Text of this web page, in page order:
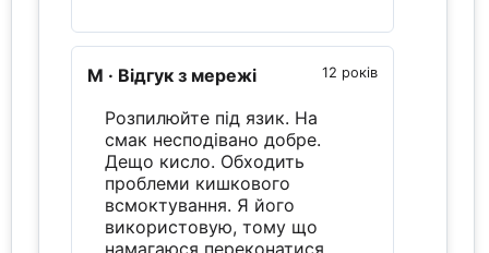
12 років
M · Відгук з мережі
Розпилюйте під язик. На
смак несподівано добре.
Дещо кисло. Обходить
проблеми кишкового
всмоктування. Я його
використовую, тому що
намагаюся переконатися,